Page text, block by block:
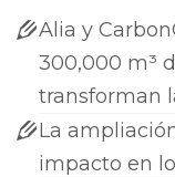
Alia y
300,000 m³
transforman
La
impacto en